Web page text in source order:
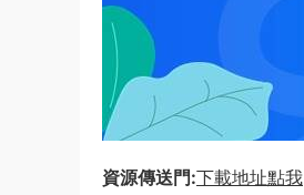
資源傳送門:下載地址點我